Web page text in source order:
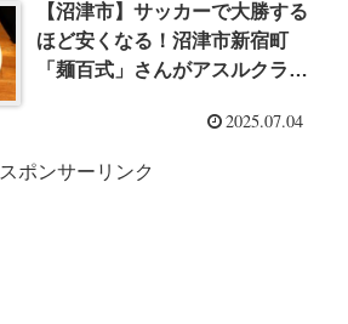
【沼津市】サッカーで大勝する
ほど安くなる！沼津市新宿町
「麺百式」さんがアスルクラロ
いう名の限定ラーメン2025.07.04
スポンサーリンク